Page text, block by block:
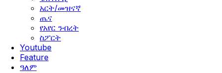
አርት/መዝናኛ
ጤና
የአየር ንብረት
ስፖርት
Youtube
Feature
ዓለም